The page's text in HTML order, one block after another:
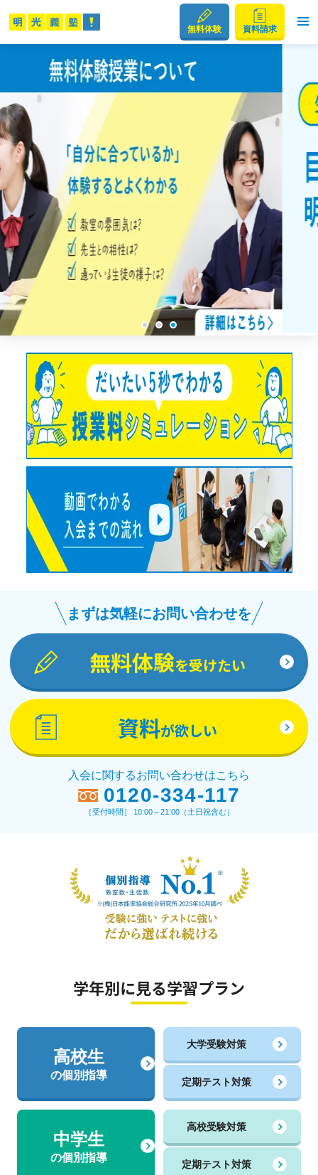
無料体験 資料請求
まずは気軽にお問い合わせを
無料体験を受けたい
資料が欲しい
入会に関するお問い合わせはこちら
0120-334-117
［受付時間］ 10:00～21:00（土日祝含む）
学年別に見る学習プラン
高校生
の個別指導
大学受験対策
定期テスト対策
中学生
の個別指導
高校受験対策
定期テスト対策